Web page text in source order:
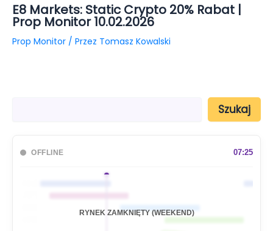
E8 Markets: Static Crypto 20% Rabat |
Prop Monitor 10.02.2026
Prop Monitor / Przez Tomasz Kowalski
Szukaj
OFFLINE 07:25
RYNEK ZAMKNIĘTY (WEEKEND)